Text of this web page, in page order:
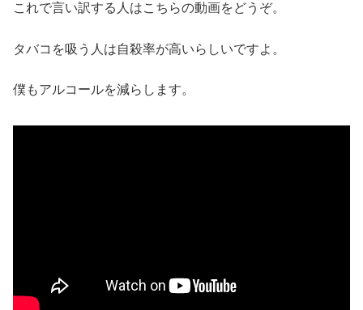
これで言い訳する人はこちらの動画をどうぞ。
タバコを吸う人は自殺率が高いらしいですよ。
僕もアルコールを減らします。